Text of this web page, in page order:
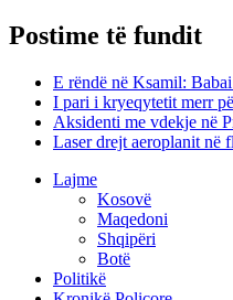
Postime të fundit
E rëndë në Ksamil:
I pari i kryeqytetit merr
Aksidenti me vdekje në
Laser drejt aeroplanit në
Lajme
Kosovë
Maqedoni
Shqipëri
Botë
Politikë